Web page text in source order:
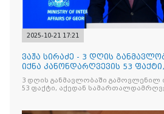
2025-10-21 17:21
ვაჟა სირაძე - 3 დღის
იქნა კანონდარღვევის 53
სამართალდამრღვევია
3 დღის განმავლობაში გამოვლენილ
53 ფაქტი, აქედან